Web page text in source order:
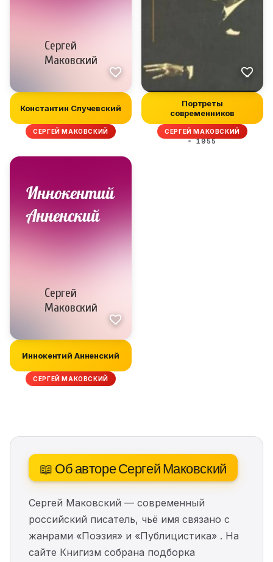
Константин Случевский
СЕРГЕЙ МАКОВСКИЙ
Портреты
современников
СЕРГЕЙ МАКОВСКИЙ
1955
Иннокентий Анненский
СЕРГЕЙ МАКОВСКИЙ
📖 Об авторе Сергей Маковский
Сергей Маковский — современный
российский писатель, чьё имя связано с
жанрами «Поэзия» и «Публицистика» . На
сайте Книгизм собрана подборка